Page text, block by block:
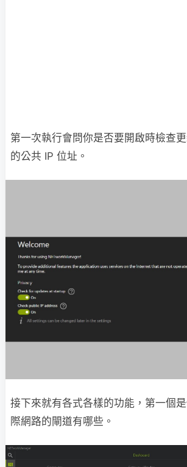
第一次執行會問你是否要開啟時檢查
的公共 IP 位址。
接下來就有各式各樣的功能，第一個
際網路的閘道有哪些。